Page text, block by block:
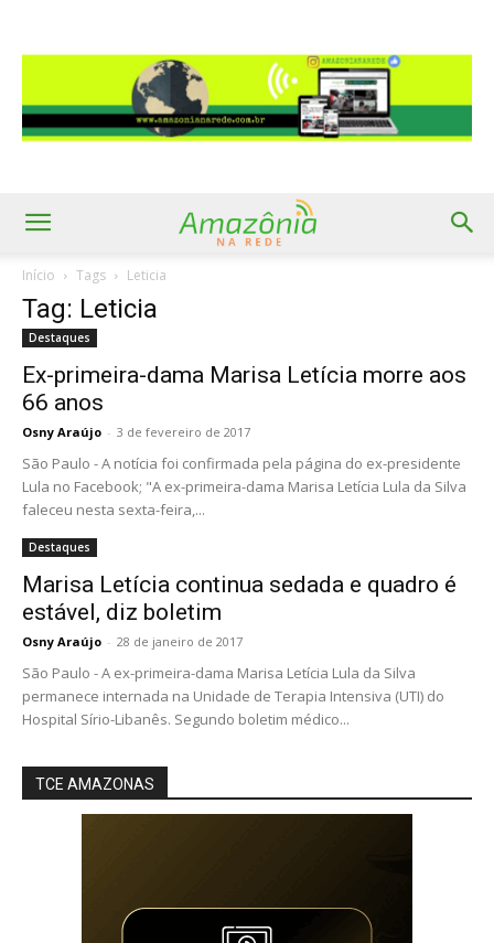
Início Tags Leticia
Tag: Leticia
Destaques
Ex-primeira-dama Marisa Letícia morre aos
66 anos
Osny Araújo - 3 de fevereiro de 2017
São Paulo - A notícia foi confirmada pela página do ex-presidente
Lula no Facebook; "A ex-primeira-dama Marisa Letícia Lula da Silva
faleceu nesta sexta-feira,...
Destaques
Marisa Letícia continua sedada e quadro é
estável, diz boletim
Osny Araújo - 28 de janeiro de 2017
São Paulo - A ex-primeira-dama Marisa Letícia Lula da Silva
permanece internada na Unidade de Terapia Intensiva (UTI) do
Hospital Sírio-Libanês. Segundo boletim médico...
TCE AMAZONAS